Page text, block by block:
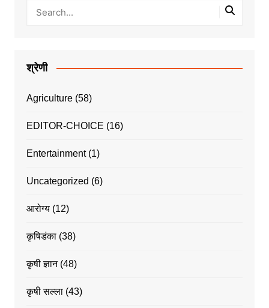
श्रेणी
Agriculture(58)
EDITOR-CHOICE (16)
Entertainment(1)
Uncategorized (6)
आरोग्य(12)
कृषिडंका(38)
कृषी ज्ञान(48)
कृषी सल्ला(43)